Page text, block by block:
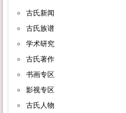
古氏新闻
古氏族谱
学术研究
古氏著作
书画专区
影视专区
古氏人物